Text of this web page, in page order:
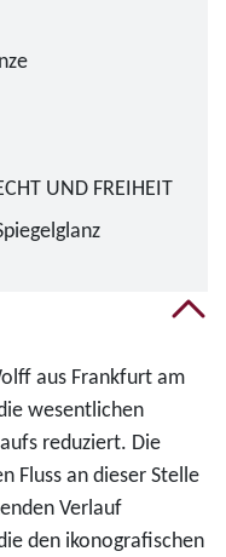
UND FREIHEIT
aus Frankfurt am
wesentlichen
reduziert. Die
Fluss an dieser Stelle
Verlauf
den ikonografischen